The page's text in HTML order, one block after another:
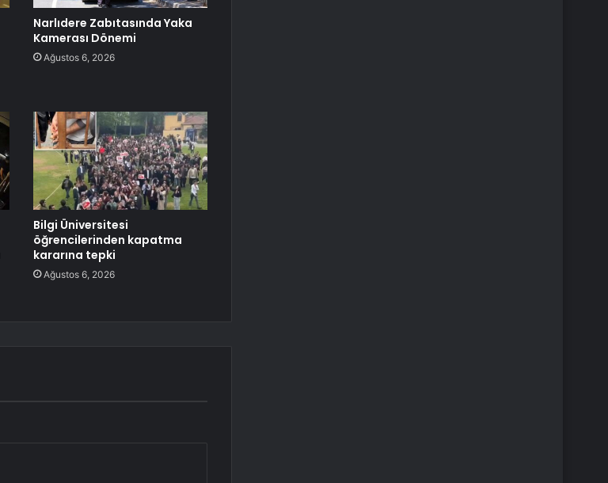
Narlıdere Zabıtasında Yaka
Kamerası Dönemi
Ağustos 6, 2026
Bilgi Üniversitesi
öğrencilerinden kapatma
kararına tepki
Ağustos 6, 2026